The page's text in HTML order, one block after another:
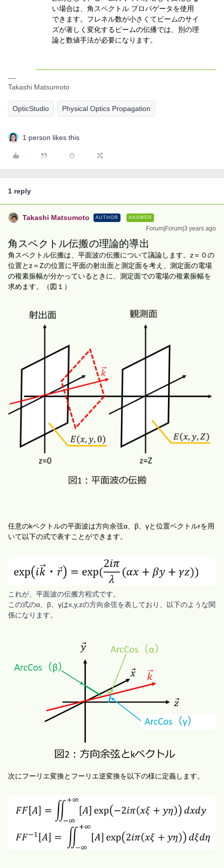
い場合は、角スペクトル プロパゲータを使用
できます。フレネル数が小さくてビームのサイ
ズが著しく変化するビームの伝播では、別の理
論と数値手法が必要になります。
Takashi Matsumoto
OpticStudio Physical Optics Propagation
1 person likes this
1 reply
Takashi Matsumoto AUTHOR ANSWER
Forum|Forum|3 years ago
角スペクトル伝搬の理論的導出
角スペクトル伝搬は、平面波の伝搬について議論します。z＝０の
位置とz＝Zの位置に平面の射出面と測定面を考え、測定面の電場
の複素振幅が分かっているときに、測定面での電場の複素振幅を
求めます。（図１）
任意のkベクトルの平面波は方向余弦α、 β、 γと位置ベクトルrを用
いて以下の式で表すことができます。
これが、平面波の伝搬方程式です。
この式のα、β、γはx,y,zの方向余弦を表しており、以下のような関
係になります。
次にフーリエ変換とフーリエ逆変換を以下の様に定義します。